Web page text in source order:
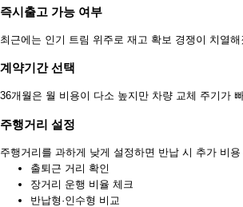
즉시출고 가능 여부
최근에는 인기 트림 위주로 재고 확보 경쟁이 치열
계약기간 선택
36개월은 월 비용이 다소 높지만 차량 교체 주기가
주행거리 설정
주행거리를 과하게 낮게 설정하면 반납 시 추가 비
출퇴근 거리 확인
장거리 운행 비율 체크
반납형·인수형 비교